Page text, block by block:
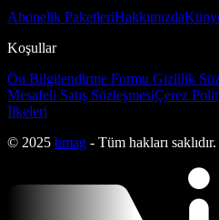
Abonelik PaketleriHakkımızda
Koşullar
Ön Bilgilendirme Formu Gizlilik
Mesafeli Satış SözleşmesiÇerez
İlkeleri
© 2025 bmag - Tüm hakları saklıdır.